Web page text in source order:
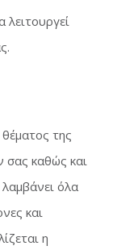
της
καθώς και
όλα
και
η